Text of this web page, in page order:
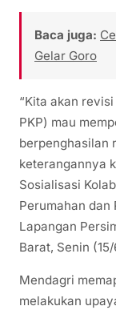
Baca juga:
Gelar Goro
“Kita akan
PKP) mau
berpenghasilan
keterangannya
Sosialisasi
Perumahan dan
Lapangan
Barat, Senin
Mendagri
melakukan